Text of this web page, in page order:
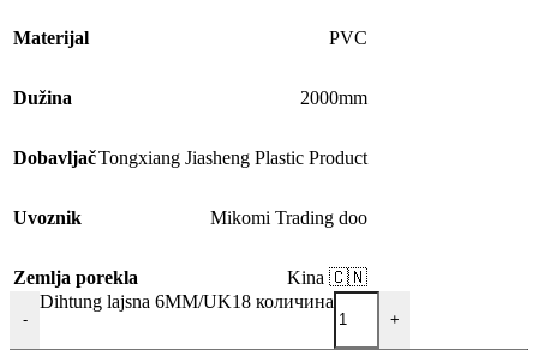
Materijal PVC
Dužina 2000mm
DobavljačTongxiang Jiasheng Plastic Product
Uvoznik Mikomi Trading doo
Zemlja porekla Kina 🇨🇳
-
Dihtung lajsna 6MM/UK18 количина
+